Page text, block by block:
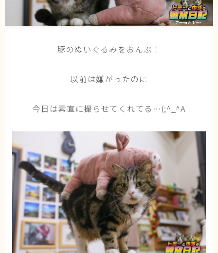
猫の健康・ケア関連
猫と人間の共生・社会問題
猫との暮らし・生活設計
猫と暮らすシニアライフ
ねこの飼い方
基本ガイド（ねこの飼い方、しつけ、食事）
健康管理（病気・ケア・病院情報）
行動と心理（ねこの習性、気持ちの読み方）
お役立ち情報（ねこに優しいインテリア、災害対
策）
豚のぬいぐるみをおんぶ！
以前は嫌がったのに
今日は素直に撮らせてくれてる…(;^_^A